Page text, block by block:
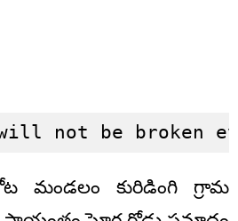
not be broken
మండలం కురిడింగి గ్రామ